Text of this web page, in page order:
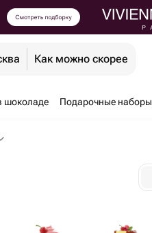
Как можно скорее
шоколаде Подарочные наборы